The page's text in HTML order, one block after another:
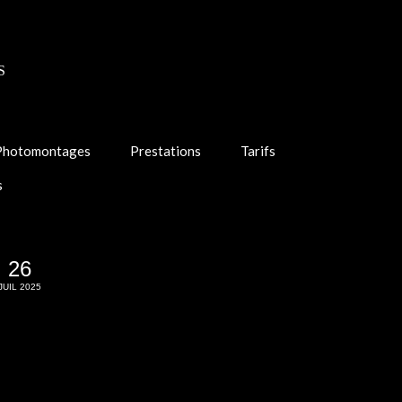
Prestations Tarifs
26
2025